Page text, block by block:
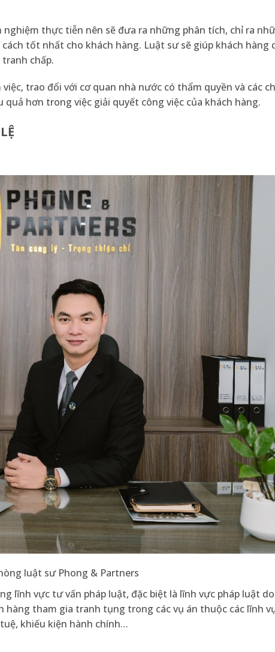
thực tiễn nên sẽ đưa ra những phân tích, chỉ ra
tốt nhất cho khách hàng. Luật sư sẽ giúp khách hàng
chấp.
trao đổi với cơ quan nhà nước có thẩm quyền và các
hơn trong việc giải quyết công việc của khách hàng.
luật sư Phong & Partners
lĩnh vực tư vấn pháp luật, đặc biệt là lĩnh vực pháp luật
tham gia tranh tụng trong các vụ án thuộc các lĩnh
khiếu kiện hành chính…